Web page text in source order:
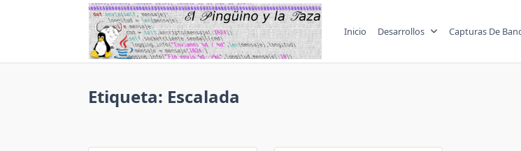
Inicio Desarrollos Capturas De
Etiqueta: Escalada